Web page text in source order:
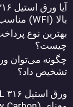
آیا ورق استیل
بالا (WFI)
بهترین نوع
چیست؟
چگونه می‌توان
تشخیص داد؟
ورق استیل ۳۱۶ L